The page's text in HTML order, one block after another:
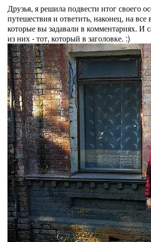
Друзья, я решила подвести итог своего
путешествия и ответить, наконец, на
которые вы задавали в комментариях. И
из них - тот, который в заголовке. :)